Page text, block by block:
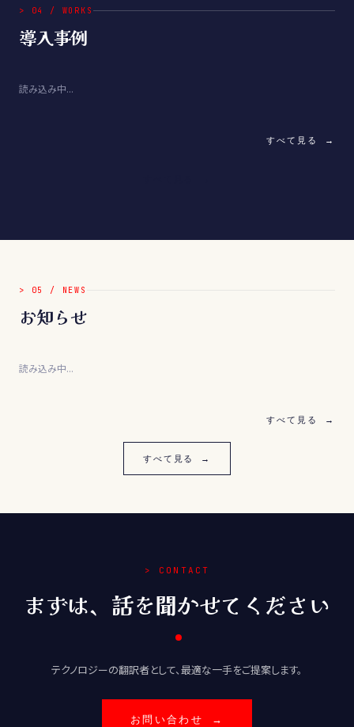
> 04 / WORKS
導入事例
読み込み中...
すべて見る →
> 05 / NEWS
お知らせ
読み込み中...
すべて見る →
すべて見る →
> CONTACT
まずは、話を聞かせてください
テクノロジーの翻訳者として、最適な一手をご提案します。
お問い合わせ →